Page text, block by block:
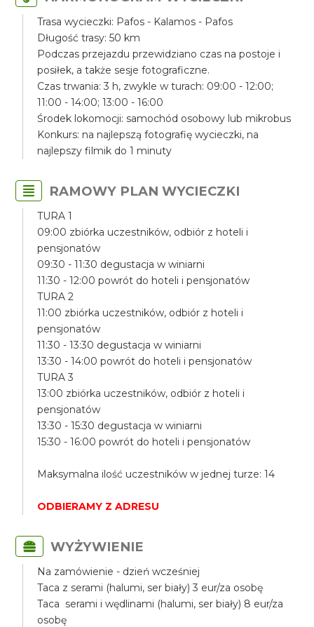
Trasa wycieczki: Pafos - Kalamos - Pafos
Długość trasy: 50 km
Podczas przejazdu przewidziano czas na postoje i
posiłek, a także sesje fotograficzne.
Czas trwania: 3 h, zwykle w turach: 09:00 - 12:00;
11:00 - 14:00; 13:00 - 16:00
Środek lokomocji: samochód osobowy lub mikrobus
Konkurs: na najlepszą fotografię wycieczki, na
najlepszy filmik do 1 minuty
RAMOWY PLAN WYCIECZKI
TURA 1
09:00 zbiórka uczestników, odbiór z hoteli i
pensjonatów
09:30 - 11:30 degustacja w winiarni
11:30 - 12:00 powrót do hoteli i pensjonatów
TURA 2
11:00 zbiórka uczestników, odbiór z hoteli i
pensjonatów
11:30 - 13:30 degustacja w winiarni
13:30 - 14:00 powrót do hoteli i pensjonatów
TURA 3
13:00 zbiórka uczestników, odbiór z hoteli i
pensjonatów
13:30 - 15:30 degustacja w winiarni
15:30 - 16:00 powrót do hoteli i pensjonatów
Maksymalna ilość uczestników w jednej turze: 14
ODBIERAMY Z ADRESU
WYŻYWIENIE
Na zamówienie - dzień wcześniej
Taca z serami (halumi, ser biały) 3 eur/za osobę
Taca serami i wędlinami (halumi, ser biały) 8 eur/za
osobę